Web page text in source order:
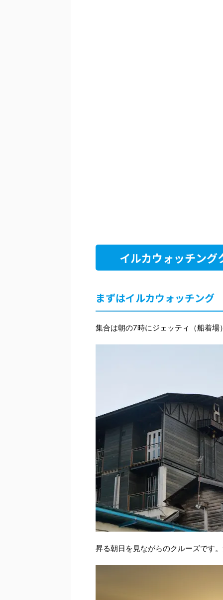
イルカウォッチング
まずはイルカウォッチング
集合は朝の7時にジェッティ（船着
昇る朝日を見ながらのクルーズです